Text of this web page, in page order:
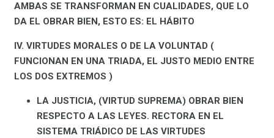
AMBAS SE TRANSFORMAN EN CUALIDADES, QUE LO
DA EL OBRAR BIEN, ESTO ES: EL HÁBITO
IV. VIRTUDES MORALES O DE LA VOLUNTAD (
FUNCIONAN EN UNA TRIADA, EL JUSTO MEDIO ENTRE
LOS DOS EXTREMOS )
LA JUSTICIA, (VIRTUD SUPREMA) OBRAR BIEN
RESPECTO A LAS LEYES. RECTORA EN EL
SISTEMA TRIÁDICO DE LAS VIRTUDES